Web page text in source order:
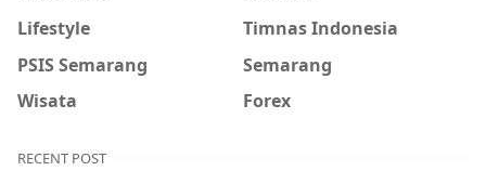
Lifestyle
Timnas Indonesia
PSIS Semarang
Semarang
Wisata
Forex
RECENT POST